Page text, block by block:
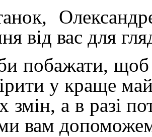
від вас для
побажати, щоб
у краще
змін, а в разі
вам